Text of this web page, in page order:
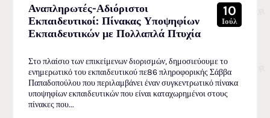
Αναπληρωτές-Αδιόριστοι
Εκπαιδευτικοί: Πίνακας Υποψηφίων
Εκπαιδευτικών με Πολλαπλά Πτυχία
10
Ιούλ
Στο πλαίσιο των επικείμενων διορισμών, δημοσιεύουμε το
ενημερωτικό του εκπαιδευτικού πε86 πληροφορικής Σάββα
Παπαδοπούλου που περιλαμβάνει έναν συγκεντρωτικό πίνακα
υποψηφίων εκπαιδευτικών που είναι καταχωρημένοι στους
πίνακες που...